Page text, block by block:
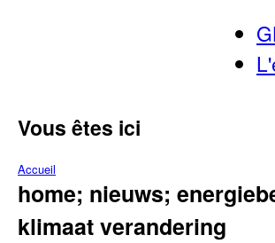
Vous êtes ici
Accueil
home; nieuws;
klimaat verandering